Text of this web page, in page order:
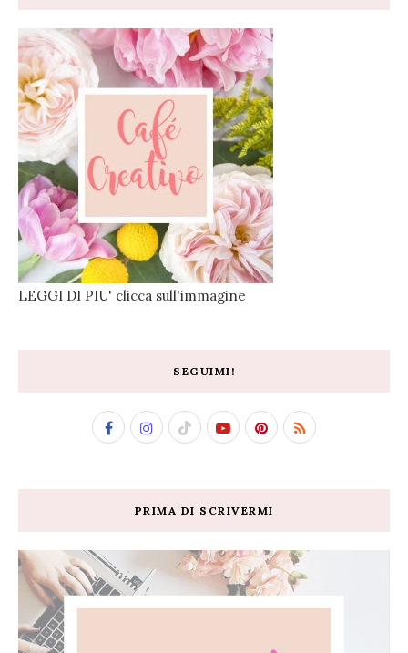
LEGGI DI PIU' clicca sull'immagine
SEGUIMI!
PRIMA DI SCRIVERMI